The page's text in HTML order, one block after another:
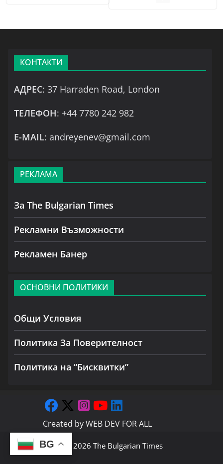
КОНТАКТИ
АДРЕС: 37 Harraden Road, London
ТЕЛЕФОН: +44 7780 242 982
Е-MAIL: andreyenev@gmail.com
РЕКЛАМА
За The Bulgarian Times
Рекламни Възможности
Рекламен Банер
ОСНОВНИ ПОЛИТИКИ
Общи Условия
Политика За Поверителност
Политика на “Бисквитки”
Created byWEB DEV FOR ALL
Copyright © 2026 The Bulgarian Times
BG